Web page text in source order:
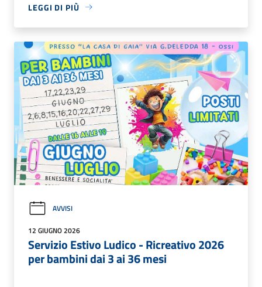
LEGGI DI PIÙ
AVVISI
12 GIUGNO 2026
Servizio Estivo Ludico - Ricreativo 2026
per bambini dai 3 ai 36 mesi